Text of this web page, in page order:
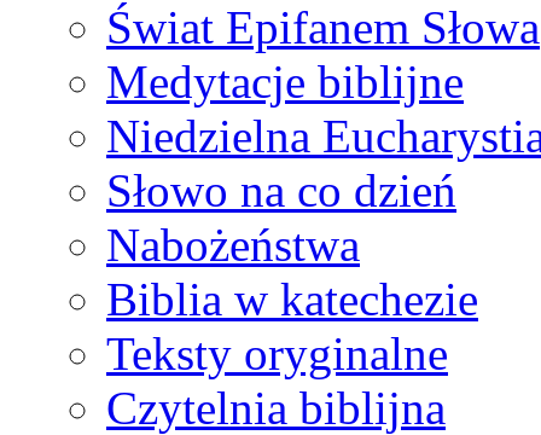
Świat Epifanem Słowa
Medytacje biblijne
Niedzielna
Słowo na co dzień
Nabożeństwa
Biblia w katechezie
Teksty oryginalne
Czytelnia biblijna